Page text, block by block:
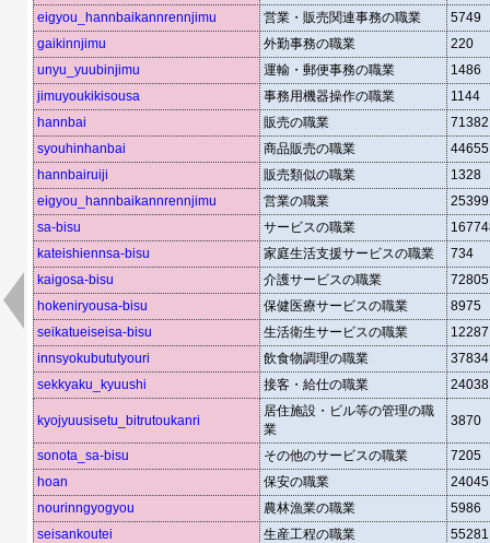
eigyou_hannbaikannrennjimu
営業・販売関連事務の職業
5749
gaikinnjimu
外勤事務の職業
220
unyu_yuubinjimu
運輸・郵便事務の職業
1486
jimuyoukikisousa
事務用機器操作の職業
1144
hannbai
販売の職業
71382
syouhinhanbai
商品販売の職業
44655
hannbairuiji
販売類似の職業
1328
eigyou_hannbaikannrennjimu
営業の職業
25399
sa-bisu
サービスの職業
kateishiennsa-bisu
家庭生活支援サービスの職業
734
kaigosa-bisu
介護サービスの職業
72805
hokeniryousa-bisu
保健医療サービスの職業
8975
seikatueiseisa-bisu
生活衛生サービスの職業
12287
innsyokubututyouri
飲食物調理の職業
37834
sekkyaku_kyuushi
接客・給仕の職業 24038
kyojyuusisetu_bitrutoukanri
居住施設・ビル等の管理の職
業
3870
sonota_sa-bisu その他のサービスの職業
7205
hoan
保安の職業
24045
nourinngyogyou
農林漁業の職業
5986
seisankoutei
生産工程の職業
55281